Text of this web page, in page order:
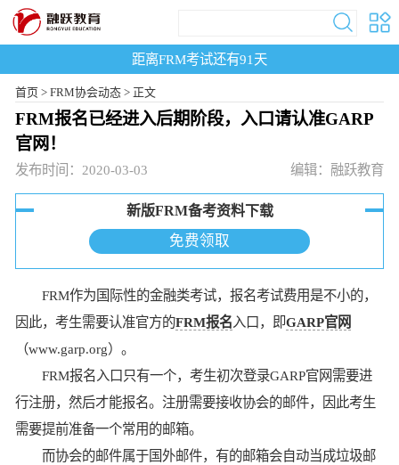
距离FRM考试还有91 天
首页> FRM协会动态 > 正文
FRM报名已经进入后期阶段，入口请认准GARP
官网！
发布时间：2020-03-03 编辑：融跃教育
新版FRM备考资料下载
免费领取
FRM作为国际性的金融类考试，报名考试费用是不小的，
因此，考生需要认准官方的FRM报名入口，即GARP官网
（www.garp.org）。
FRM报名入口只有一个，考生初次登录GARP官网需要进
行注册，然后才能报名。注册需要接收协会的邮件，因此考生
需要提前准备一个常用的邮箱。
而协会的邮件属于国外邮件，有的邮箱会自动当成垃圾邮